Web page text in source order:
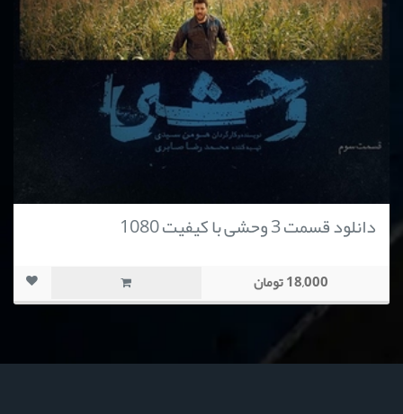
دانلود قسمت 3 وحشی با کیفیت 1080
18,000 تومان